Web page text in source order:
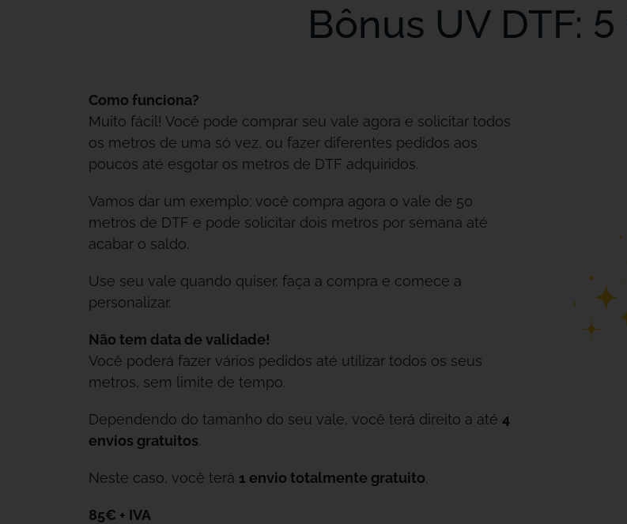
Bônus UV DTF:
Como funciona?
Muito fácil! Você pode comprar seu vale agora e solicitar todos
os metros de uma só vez, ou fazer diferentes pedidos aos
poucos até esgotar os metros de DTF adquiridos.
Vamos dar um exemplo: você compra agora o vale de 50
metros de DTF e pode solicitar dois metros por semana até
acabar o saldo.
Use seu vale quando quiser, faça a compra e comece a
personalizar.
Não tem data de validade!
Você poderá fazer vários pedidos até utilizar todos os seus
metros, sem limite de tempo.
Dependendo do tamanho do seu vale, você terá direito a até 4
envios gratuitos.
Neste caso, você terá 1 envio totalmente gratuito.
85€ + IVA